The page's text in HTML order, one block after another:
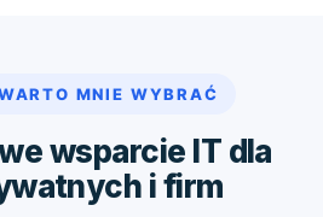
MNIE WYBRAĆ
wsparcie IT dla
i firm